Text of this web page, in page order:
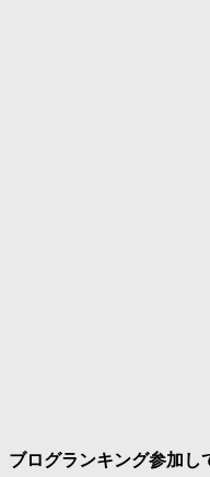
ブログランキング参加し